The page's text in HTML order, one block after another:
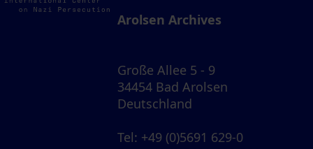
Arolsen Archives
Große Allee 5 - 9
34454 Bad Arolsen
Deutschland
Tel: +49 (0)5691 629-0